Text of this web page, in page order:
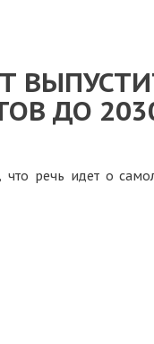
ДО
что речь идет о